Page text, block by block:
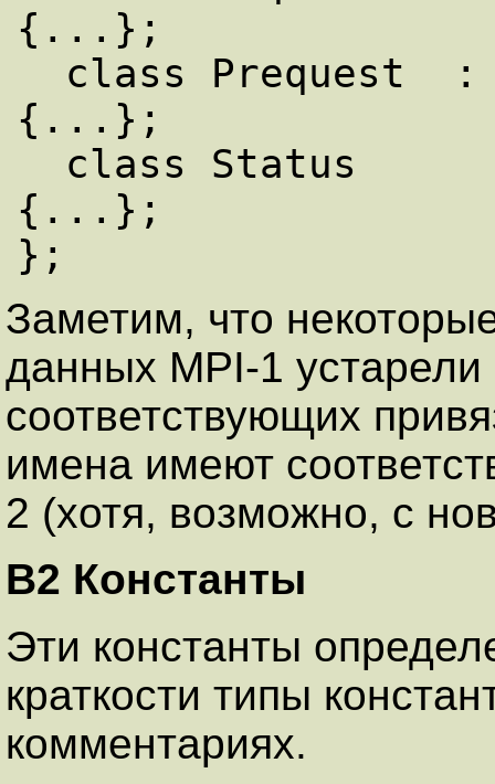
{...};
{...};
{...};
Заметим, что
данных MPI-1
соответствующих
имена имеют
2 (хотя, возможно, с
B2 Константы
Эти константы
краткости типы
комментариях.